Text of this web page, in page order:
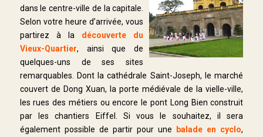
dans le centre-ville de la capitale.
Selon votre heure d’arrivée, vous
partirez à la découverte du
Vieux-Quartier, ainsi que de
quelques-uns de ses sites
remarquables. Dont la cathédrale Saint-Joseph, le marché
couvert de Dong Xuan, la porte médiévale de la vielle-ville,
les rues des métiers ou encore le pont Long Bien construit
par les chantiers Eiffel. Si vous le souhaitez, il sera
également possible de partir pour une
balade en cyclo,